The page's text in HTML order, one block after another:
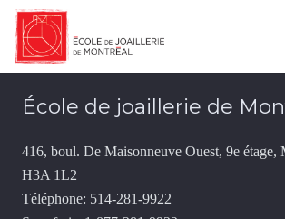
Contact
École de joaillerie de
416, boul. De Maisonneuve Ouest, 9e étage,
H3A 1L2
Téléphone: 514-281-9922